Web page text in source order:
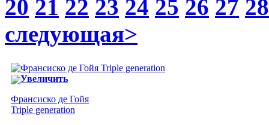
20 21 22 23 24 25 26 27 28
следующая>
Увеличить
Франсиско де Гойя
Triple generation